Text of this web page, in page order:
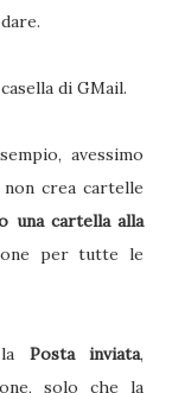
di GMail.
avessimo
crea cartelle
una cartella alla
per tutte le
Posta inviata,
solo che la